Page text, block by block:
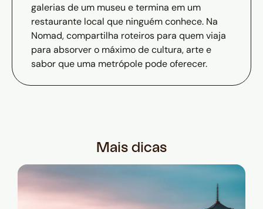
galerias de um museu e termina em um
restaurante local que ninguém conhece. Na
Nomad, compartilha roteiros para quem viaja
para absorver o máximo de cultura, arte e
sabor que uma metrópole pode oferecer.
Mais dicas